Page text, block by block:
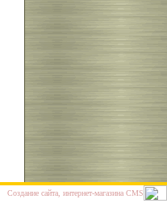
Cоздание сайта, интернет-магазина CMS